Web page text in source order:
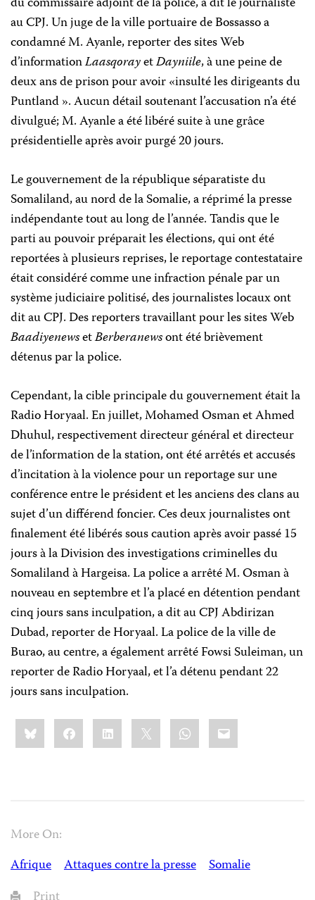
au CPJ. Un juge de la ville portuaire de Bossasso a
condamné M. Ayanle, reporter des sites Web
d’informationLaasqorayetDayniile, à une peine de
deux ans de prison pour avoir «insulté les dirigeants du
Puntland ». Aucun détail soutenant l’accusation n’a été
divulgué; M. Ayanle a été libéré suite à une grâce
présidentielle après avoir purgé 20 jours.
Le gouvernement de la république séparatiste du
Somaliland, au nord de la Somalie, a réprimé la presse
indépendante tout au long de l’année. Tandis que le
parti au pouvoir préparait les élections, qui ont été
reportées à plusieurs reprises, le reportage contestataire
était considéré comme une infraction pénale par un
système judiciaire politisé, des journalistes locaux ont
dit au CPJ. Des reporters travaillant pour les sites Web
BaadiyenewsetBerberanewsont été brièvement
détenus par la police.
Cependant, la cible principale du gouvernement était la
Radio Horyaal. En juillet, Mohamed Osman et Ahmed
Dhuhul, respectivement directeur général et directeur
de l’information de la station, ont été arrêtés et accusés
d’incitation à la violence pour un reportage sur une
conférence entre le président et les anciens des clans au
sujet d’un différend foncier. Ces deux journalistes ont
finalement été libérés sous caution après avoir passé 15
jours à la Division des investigations criminelles du
Somaliland à Hargeisa. La police a arrêté M. Osman à
nouveau en septembre et l’a placé en détention pendant
cinq jours sans inculpation, a dit au CPJ Abdirizan
Dubad, reporter de Horyaal. La police de la ville de
Burao, au centre, a également arrêté Fowsi Suleiman, un
reporter de Radio Horyaal, et l’a détenu pendant 22
jours sans inculpation.
Share
this:BlueskyFacebookLinkedIn WhatsApp
Email
More On:
Afrique
Attaques contre la presse
Somalie